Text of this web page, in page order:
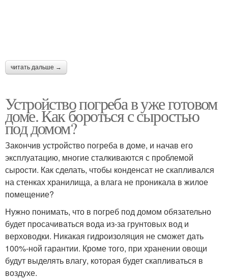
читать дальше →
Устройство погреба в уже готовом
доме. Как бороться с сыростью
под домом?
Закончив устройство погреба в доме, и начав его
эксплуатацию, многие сталкиваются с проблемой
сырости. Как сделать, чтобы конденсат не скапливался
на стенках хранилища, а влага не проникала в жилое
помещение?
Нужно понимать, что в погреб под домом обязательно
будет просачиваться вода из-за грунтовых вод и
верховодки. Никакая гидроизоляция не сможет дать
100%-ной гарантии. Кроме того, при хранении овощи
будут выделять влагу, которая будет скапливаться в
воздухе.